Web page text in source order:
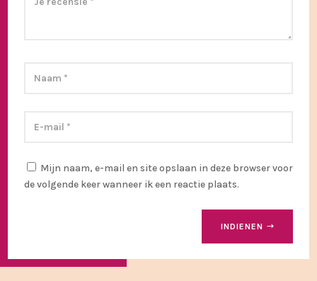
Mijn naam, e-mail en site opslaan in deze browser voor
de volgende keer wanneer ik een reactie plaats.
INDIENEN